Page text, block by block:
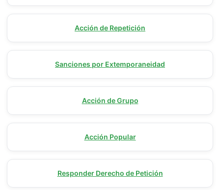
Acción de Repetición
Sanciones por Extemporaneidad
Acción de Grupo
Acción Popular
Responder Derecho de Petición